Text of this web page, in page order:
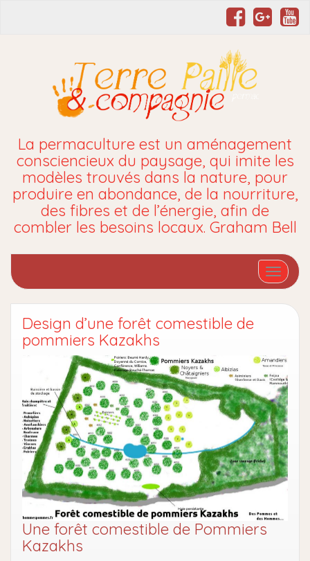
La permaculture est un aménagement
consciencieux du paysage, qui imite les
modèles trouvés dans la nature, pour
produire en abondance, de la nourriture,
des fibres et de l’énergie, afin de
combler les besoins locaux. Graham Bell
Design d’une forêt comestible de
pommiers Kazakhs
Une forêt comestible de Pommiers
Kazakhs